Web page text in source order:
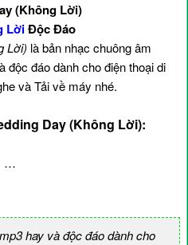
(Không Lời)
LờiĐộc Đáo
Lời) là bản nhạc chuông âm
độc đáo dành cho điện thoại di
và Tải về máy nhé.
Day (Không Lời):
…
hay và độc đáo dành cho